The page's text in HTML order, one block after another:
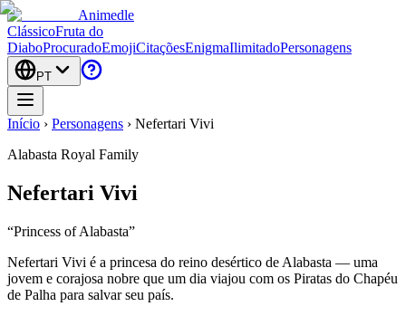
Animedle
ClássicoFruta do
DiaboProcuradoEmojiCitaçõesEnigmaIlimitadoPersonagens
PT
Início › Personagens › Nefertari Vivi
Alabasta Royal Family
Nefertari Vivi
“Princess of Alabasta”
Nefertari Vivi é a princesa do reino desértico de Alabasta — uma
jovem e corajosa nobre que um dia viajou com os Piratas do Chapéu
de Palha para salvar seu país.